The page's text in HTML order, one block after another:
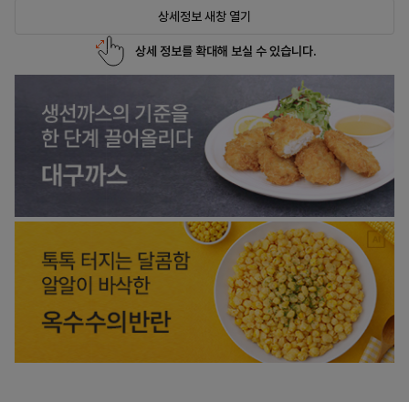
상세정보 새창 열기
상세 정보를 확대해 보실 수 있습니다.